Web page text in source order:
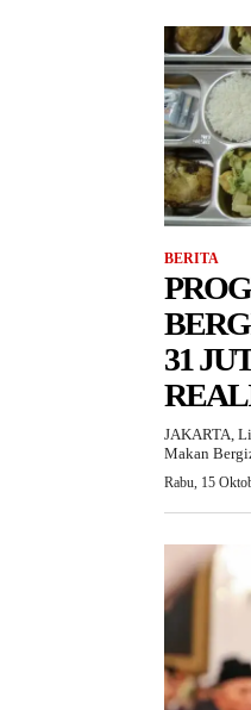
BERITA
31
JAKARTA,
Makan
Rabu, 15